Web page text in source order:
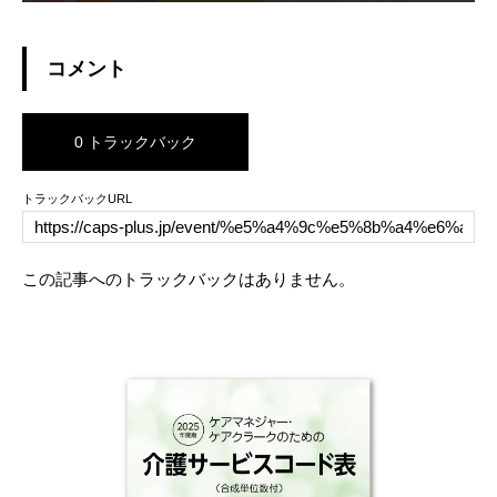
コメント
0 トラックバック
トラックバックURL
この記事へのトラックバックはありません。